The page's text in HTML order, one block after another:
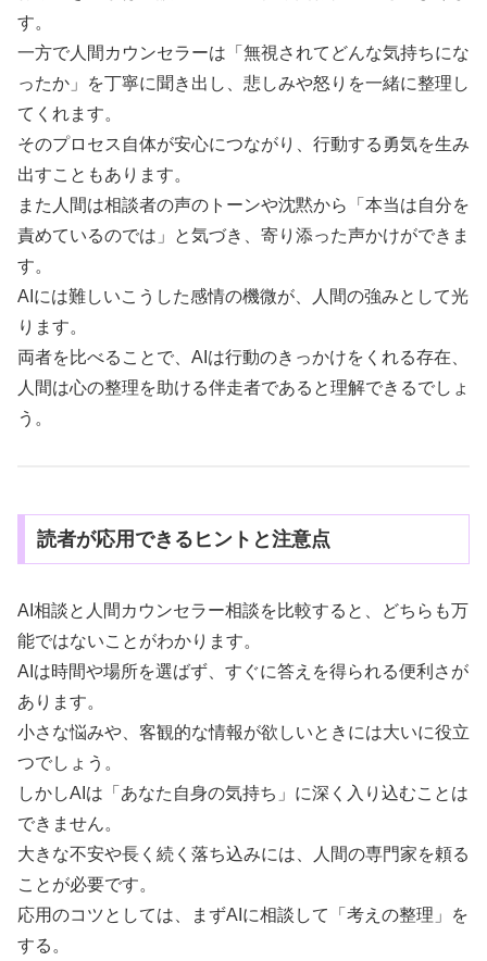
す。
一方で人間カウンセラーは「無視されてどんな気持ちにな
ったか」を丁寧に聞き出し、悲しみや怒りを一緒に整理し
てくれます。
そのプロセス自体が安心につながり、行動する勇気を生み
出すこともあります。
また人間は相談者の声のトーンや沈黙から「本当は自分を
責めているのでは」と気づき、寄り添った声かけができま
す。
AIには難しいこうした感情の機微が、人間の強みとして光
ります。
両者を比べることで、AIは行動のきっかけをくれる存在、
人間は心の整理を助ける伴走者であると理解できるでしょ
う。
読者が応用できるヒントと注意点
AI相談と人間カウンセラー相談を比較すると、どちらも万
能ではないことがわかります。
AIは時間や場所を選ばず、すぐに答えを得られる便利さが
あります。
小さな悩みや、客観的な情報が欲しいときには大いに役立
つでしょう。
しかしAIは「あなた自身の気持ち」に深く入り込むことは
できません。
大きな不安や長く続く落ち込みには、人間の専門家を頼る
ことが必要です。
応用のコツとしては、まずAIに相談して「考えの整理」を
する。